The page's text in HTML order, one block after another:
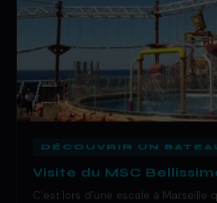
DÉCOUVRIR UN
Visite du MSC
C’est lors d’une escale à Marseille